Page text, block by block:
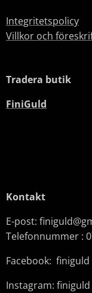
Integritetspolicy
Villkor och
Tradera butik
FiniGuld
Kontakt
E-post:
Telefonnummer :
Facebook: finiguld
Instagram: finiguld